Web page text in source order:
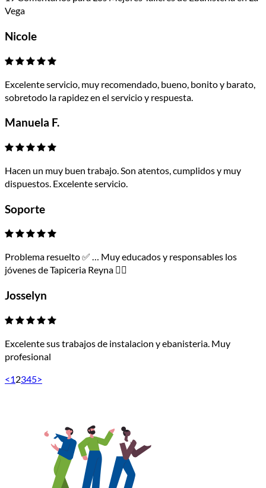
Vega
Nicole
Excelente servicio, muy recomendado, bueno, bonito y barato,
sobretodo la rapidez en el servicio y respuesta.
Manuela F.
Hacen un muy buen trabajo. Son atentos, cumplidos y muy
dispuestos. Excelente servicio.
Soporte
Problema resuelto ✅ … Muy educados y responsables los
jóvenes de Tapiceria Reyna 👌🏻
Josselyn
Excelente sus trabajos de instalacion y ebanisteria. Muy
profesional
<12345>